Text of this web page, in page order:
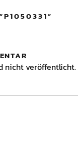
P1050331”
nicht veröffentlicht.